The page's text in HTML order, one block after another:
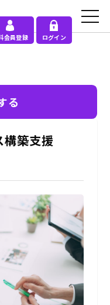
会員登録 ログイン
る
築支援